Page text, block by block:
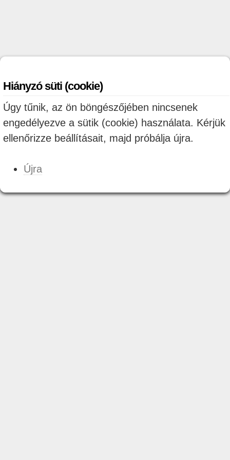
Hiányzó süti (cookie)
Úgy tűnik, az ön böngészőjében nincsenek
engedélyezve a sütik (cookie) használata. Kérjük
ellenőrizze beállításait, majd próbálja újra.
Újra